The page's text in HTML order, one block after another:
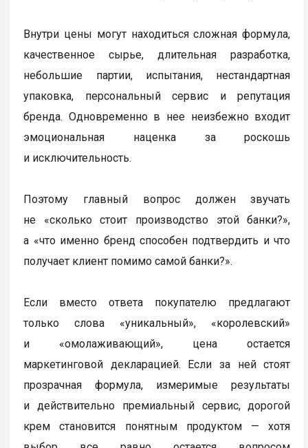
Внутри цены могут находиться сложная формула,
качественное сырье, длительная разработка,
небольшие партии, испытания, нестандартная
упаковка, персональный сервис и репутация
бренда. Одновременно в нее неизбежно входит
эмоциональная наценка за роскошь
и исключительность.
Поэтому главный вопрос должен звучать
не «сколько стоит производство этой банки?»,
а «что именно бренд способен подтвердить и что
получает клиент помимо самой банки?».
Если вместо ответа покупателю предлагают
только слова «уникальный», «королевский»
и «омолаживающий», цена остается
маркетинговой декларацией. Если за ней стоят
прозрачная формула, измеримые результаты
и действительно премиальный сервис, дорогой
крем становится понятным продуктом — хотя